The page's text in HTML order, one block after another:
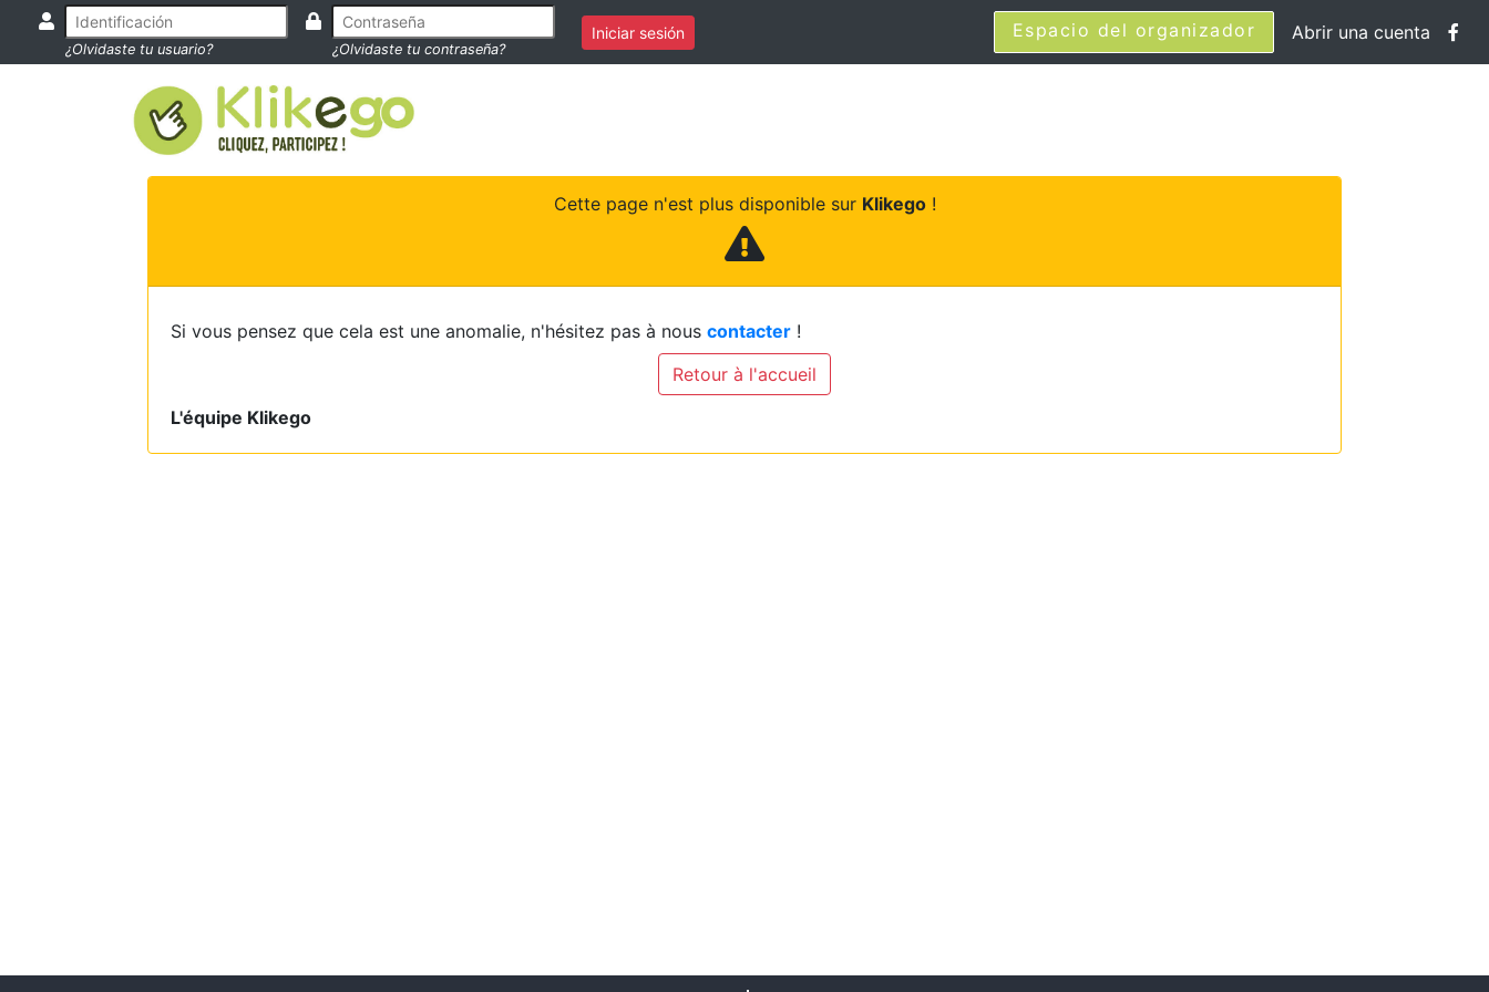
¿Olvidaste tu usuario? ¿Olvidaste tu contraseña?
Iniciar sesión Espacio del organizador Abrir una cuenta
Cette page n'est plus disponible sur Klikego!
Si vous pensez que cela est une anomalie, n'hésitez pas à nous contacter !
Retour à l'accueil
L'équipe Klikego